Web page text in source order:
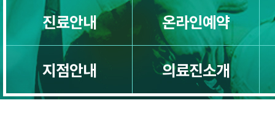
진료안내 온라인예약
지점안내 의료진소개
교통사고 한방치료 (교통사고치료)